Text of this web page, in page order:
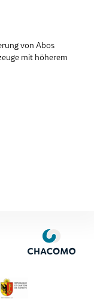
von Abos
mit höherem